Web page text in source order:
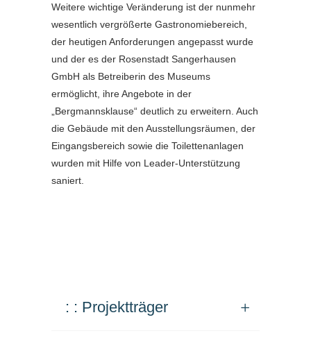
Weitere wichtige Veränderung ist der nunmehr
wesentlich vergrößerte Gastronomiebereich,
der heutigen Anforderungen angepasst wurde
und der es der Rosenstadt Sangerhausen
GmbH als Betreiberin des Museums
ermöglicht, ihre Angebote in der
„Bergmannsklause“ deutlich zu erweitern. Auch
die Gebäude mit den Ausstellungsräumen, der
Eingangsbereich sowie die Toilettenanlagen
wurden mit Hilfe von Leader-Unterstützung
saniert.
: : Projektträger